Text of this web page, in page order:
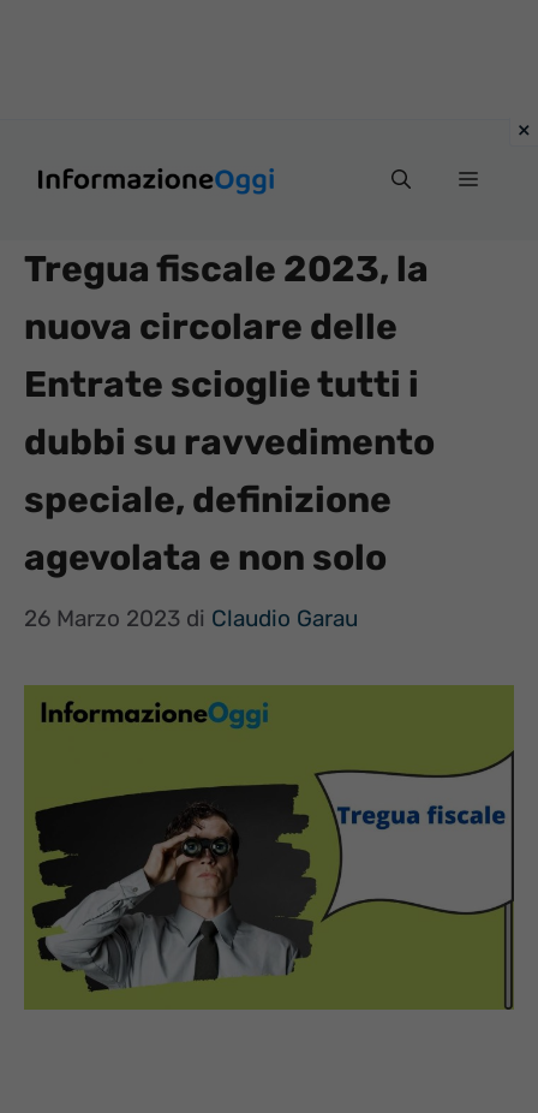
Menu
Tregua fiscale 2023, la
nuova circolare delle
Entrate scioglie tutti i
dubbi su ravvedimento
speciale, definizione
agevolata e non solo
26 Marzo 2023 di Claudio Garau